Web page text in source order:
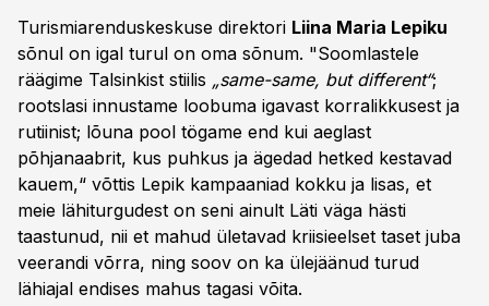
Turismiarenduskeskuse direktori Liina Maria Lepiku
sõnul on igal turul on oma sõnum. "Soomlastele
räägime Talsinkist stiilis „same-same, but different“;
rootslasi innustame loobuma igavast korralikkusest ja
rutiinist; lõuna pool tögame end kui aeglast
põhjanaabrit, kus puhkus ja ägedad hetked kestavad
kauem,“ võttis Lepik kampaaniad kokku ja lisas, et
meie lähiturgudest on seni ainult Läti väga hästi
taastunud, nii et mahud ületavad kriisieelset taset juba
veerandi võrra, ning soov on ka ülejäänud turud
lähiajal endises mahus tagasi võita.